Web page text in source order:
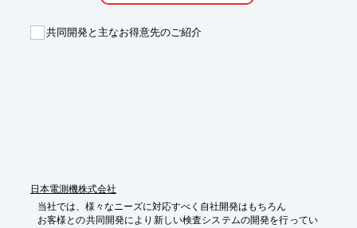
NGの場合、NGワーク用ベルトコンベアがせり出し、別に排出さ
※詳しくはPDF資料をご覧いただくか、お気軽にお問い合わせ下
さい。
共同開発と主なお得意先のご紹介
日本電測機株式会社
当社では、様々なニーズに対応すべく自社開発はもちろん
お客様との共同開発により新しい検査システムの開発を行ってい